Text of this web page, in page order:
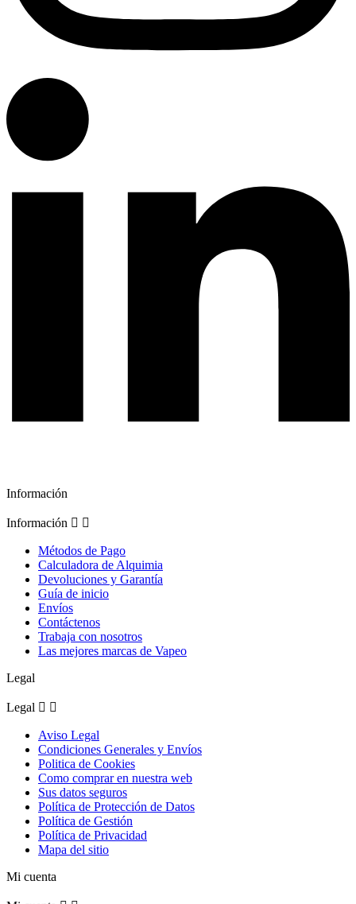
Información
Información  
Métodos de Pago
Calculadora de Alquimia
Devoluciones y Garantía
Guía de inicio
Envíos
Contáctenos
Trabaja con nosotros
Las mejores marcas de Vapeo
Legal
Legal  
Aviso Legal
Condiciones Generales y Envíos
Politica de Cookies
Como comprar en nuestra web
Sus datos seguros
Política de Protección de Datos
Política de Gestión
Política de Privacidad
Mapa del sitio
Mi cuenta